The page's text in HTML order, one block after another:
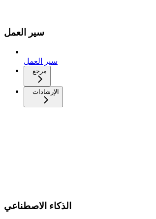
سير العمل
سير العمل
مرجع
الإرشادات
الذكاء الاصطناعي